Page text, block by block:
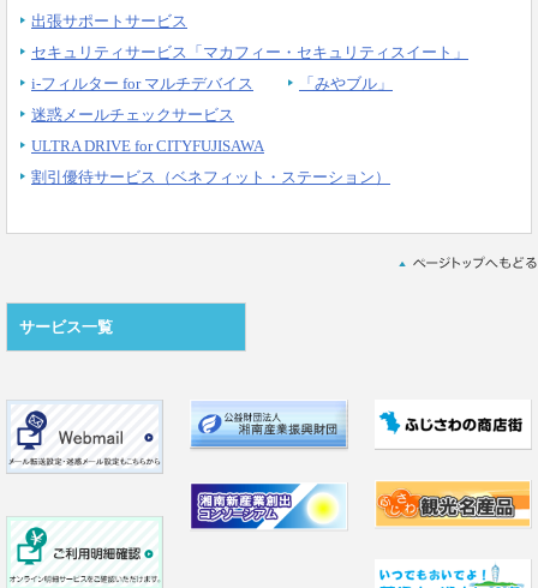
出張サポートサービス
セキュリティサービス「マカフィー・セキュリティスイート」
i-フィルター for マルチデバイス
「みやブル」
迷惑メールチェックサービス
ULTRA DRIVE for CITYFUJISAWA
割引優待サービス（ベネフィット・ステーション）
サービス一覧